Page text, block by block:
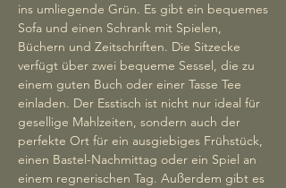
ins umliegende Grün. Es gibt ein bequemes
Sofa und einen Schrank mit Spielen,
Büchern und Zeitschriften. Die Sitzecke
verfügt über zwei bequeme Sessel, die zu
einem guten Buch oder einer Tasse Tee
einladen. Der Esstisch ist nicht nur ideal für
gesellige Mahlzeiten, sondern auch der
perfekte Ort für ein ausgiebiges Frühstück,
einen Bastel-Nachmittag oder ein Spiel an
einem regnerischen Tag. Außerdem gibt es